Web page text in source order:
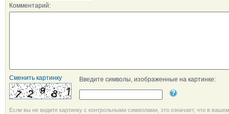
Комментарий:
Сменить картинку Введите символы, изображенные на картинке:
Если вы не видите картинку с контрольными символами, это означает, что в